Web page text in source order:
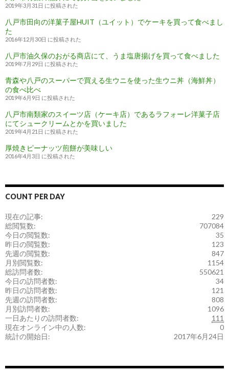
2019年3月31日 に投稿された
八戸市田向の洋菓子屋HUIT（ユイット）でケーキを買って食べまし
た
2016年12月30日 に投稿された
八戸市油久保のおがる商店にて、うま塩唐揚げを買って食べました
2019年7月29日 に投稿された
青森や八戸のスーパーで買える生ウニを使った生ウニ丼（海鮮丼）
の食べ比べ
2019年6月9日 に投稿された
八戸市南類家のスイーツ店（ケーキ店）であるラフォーレ洋菓子店
にてシュークリームとかを買いました
2019年4月21日 に投稿された
厚焼きピーナッツ煎餅が美味しい
2016年4月3日 に投稿された
COUNT PER DAY
229
現在の記事:
707084
総閲覧数:
35
今日の閲覧数:
123
昨日の閲覧数:
847
先週の閲覧数:
1154
月別閲覧数:
550621
総訪問者数:
34
今日の訪問者数:
121
昨日の訪問者数:
808
先週の訪問者数:
1096
月別訪問者数:
111
一日あたりの訪問者数:
0
現在オンライン中の人数:
2017年6月24日
統計の開始日: